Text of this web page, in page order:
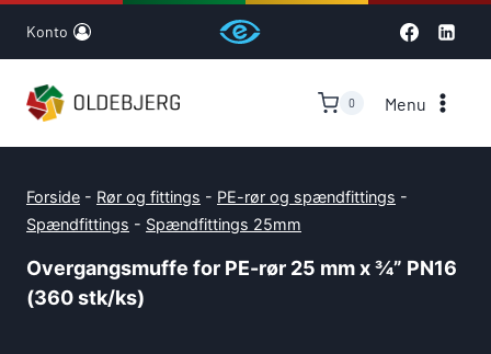
Konto
0 Menu
Forside - Rør og fittings - PE-rør og spændfittings -
Spændfittings - Spændfittings 25mm
Overgangsmuffe for PE-rør 25 mm x ¾” PN16
(360 stk/ks)